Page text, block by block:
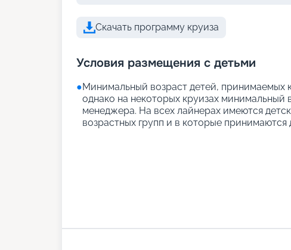
Скачать программу круиза
Условия размещения с детьми
●Минимальный возраст детей, принимаемых
однако на некоторых круизах минимальный
менеджера. На всех лайнерах имеются
возрастных групп и в которые принимаются